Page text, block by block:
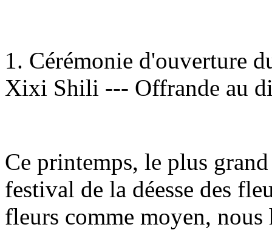
1. Cérémonie d'ouverture
Xixi Shili --- Offrande au
Ce printemps, le plus
festival de la déesse des
fleurs comme moyen,